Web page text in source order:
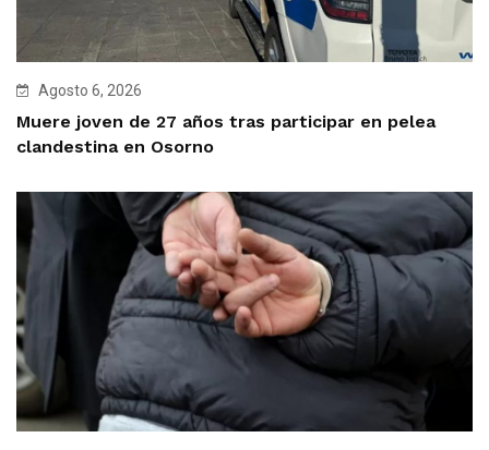
Agosto 6, 2026
Muere joven de 27 años tras participar en pelea
clandestina en Osorno